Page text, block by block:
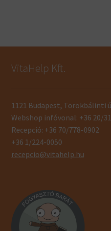
VitaHelp Kft.
1121 Budapest, Törökbálinti
Webshop infóvonal: +36 20/
Recepció: +36 70/778-0902
+36 1/224-0050
recepcio@vitahelp.hu